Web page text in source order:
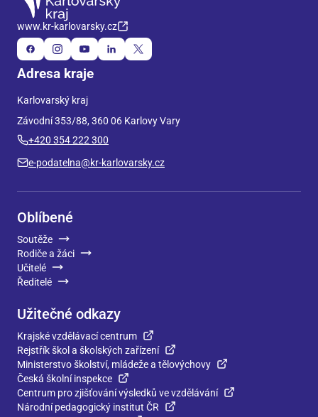
www.kr-karlovarsky.cz
Adresa kraje
Karlovarský kraj
Závodní 353/88, 360 06 Karlovy Vary
+420 354 222 300
e-podatelna@kr-karlovarsky.cz
Oblíbené
Soutěže
Rodiče a žáci
Učitelé
Ředitelé
Užitečné odkazy
Krajské vzdělávací centrum
Rejstřík škol a školských zařízení
Ministerstvo školství, mládeže a tělovýchovy
Česká školní inspekce
Centrum pro zjišťování výsledků ve vzdělávání
Národní pedagogický institut ČR